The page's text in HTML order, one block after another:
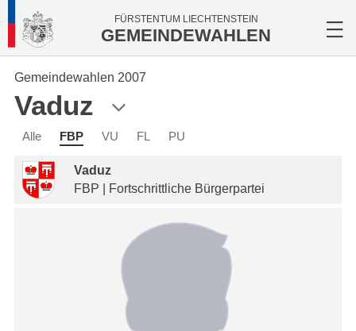
FÜRSTENTUM LIECHTENSTEIN
GEMEINDEWAHLEN
Gemeindewahlen 2007
Vaduz
Alle FBP VU FL PU
Vaduz
FBP | Fortschrittliche Bürgerpartei